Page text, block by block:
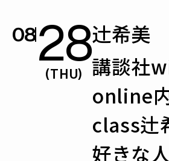
0828
(THU)
辻󠄀希美
講談社
online
class辻
好きな